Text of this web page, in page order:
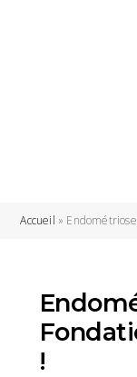
Accueil »
!